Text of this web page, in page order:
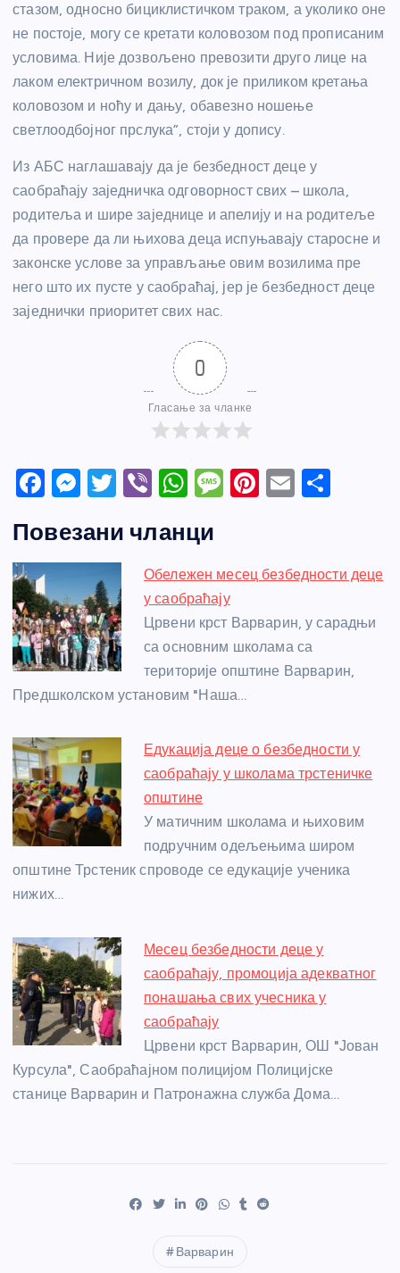
стазом, односно бициклистичком траком, а уколико оне
не постоје, могу се кретати коловозом под прописаним
условима. Није дозвољено превозити друго лице на
лаком електричном возилу, док је приликом кретања
коловозом и ноћу и дању, обавезно ношење
светлоодбојног прслука”, стоји у допису.
Из АБС наглашавају да је безбедност деце у
саобраћају заједничка одговорност свих – школа,
родитеља и шире заједнице и апелију и на родитеље
да провере да ли њихова деца испуњавају старосне и
законске услове за управљање овим возилима пре
него што их пусте у саобраћај, јер је безбедност деце
заједнички приоритет свих нас.
0
Гласање за чланке
F
c
e
b
o
o
k
M
ss
e
n
g
er
T
itt
er
Vi
er
W
at
s
A
p
p
M
a
g
e
Pi
e
E
e
Повезани чланци
Обележен месец безбедности деце
у саобраћају
Црвени крст Варварин, у сарадњи
са основним школама са
територије општине Варварин,
Предшколском установим "Наша…
Едукација деце о безбедности у
саобраћају у школама трстеничке
општине
У матичним школама и њиховим
подручним одељењима широм
општине Трстеник спроводе се едукације ученика
нижих…
Месец безбедности деце у
саобраћају, промоција адекватног
понашања свих учесника у
саобраћају
Црвени крст Варварин, ОШ "Јован
Курсула", Саобраћајном полицијом Полицијске
станице Варварин и Патронажна служба Дома…
Варварин